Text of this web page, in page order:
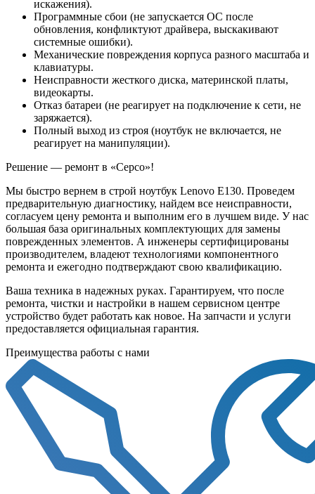
искажения).
Программные сбои (не запускается ОС после
обновления, конфликтуют драйвера, выскакивают
системные ошибки).
Механические повреждения корпуса разного масштаба и
клавиатуры.
Неисправности жесткого диска, материнской платы,
видеокарты.
Отказ батареи (не реагирует на подключение к сети, не
заряжается).
Полный выход из строя (ноутбук не включается, не
реагирует на манипуляции).
Решение — ремонт в «Серсо»!
Мы быстро вернем в строй ноутбук Lenovo E130. Проведем
предварительную диагностику, найдем все неисправности,
согласуем цену ремонта и выполним его в лучшем виде. У нас
большая база оригинальных комплектующих для замены
поврежденных элементов. А инженеры сертифицированы
производителем, владеют технологиями компонентного
ремонта и ежегодно подтверждают свою квалификацию.
Ваша техника в надежных руках. Гарантируем, что после
ремонта, чистки и настройки в нашем сервисном центре
устройство будет работать как новое. На запчасти и услуги
предоставляется официальная гарантия.
Преимущества работы с нами